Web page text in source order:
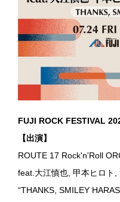
FUJI ROCK FESTIVAL
【出演】
ROUTE 17 Rock'n'Roll
feat.大江慎也, 甲本ヒロト
“THANKS, SMILEY